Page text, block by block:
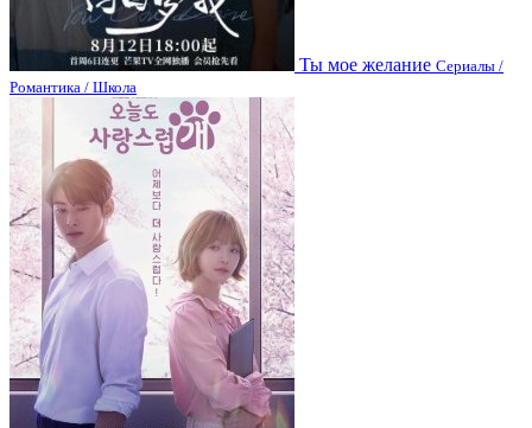
Ты мое желание Сериалы /
Романтика / Школа